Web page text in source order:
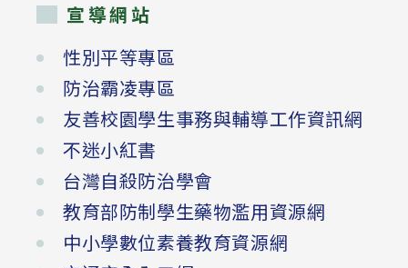
宣導網站
性別平等專區
防治霸凌專區
友善校園學生事務與輔導工作資訊網
不迷小紅書
台灣自殺防治學會
教育部防制學生藥物濫用資源網
中小學數位素養教育資源網